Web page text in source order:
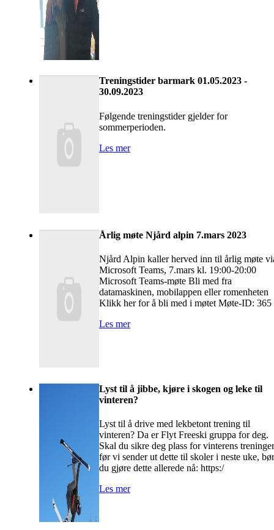
Treningstider barmark 01.05.2023 -
30.09.2023
Følgende treningstider gjelder for
sommerperioden.
Les mer
Årlig møte Njård alpin 7.mars 2023
Njård Alpin kaller herved inn til årlig møte
Microsoft Teams, 7.mars kl. 19:00-20:00
Microsoft Teams-møte Bli med fra
datamaskinen, mobilappen eller romenheten
Klikk her for å bli med i møtet Møte-ID: 365
Les mer
Lyst til å jibbe, kjøre i skogen og leke til
vinteren?
Lyst til å drive med lekbetont trening til
vinteren? Da er Flyt Freeski gruppa for deg.
Skal du sikre deg plass for vinterens treninger
før vi sender ut dette til skoler i neste uke, bør
du gjøre dette allerede nå: https:/
Les mer